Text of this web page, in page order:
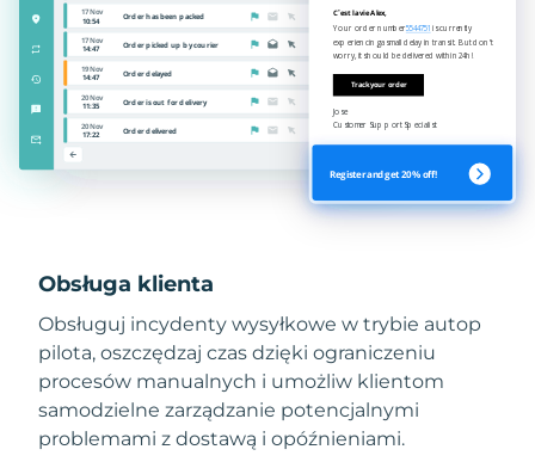
Obsługa klienta
Obsługuj incydenty wysyłkowe w trybie autop
pilota, oszczędzaj czas dzięki ograniczeniu
procesów manualnych i umożliw klientom
samodzielne zarządzanie potencjalnymi
problemami z dostawą i opóźnieniami.